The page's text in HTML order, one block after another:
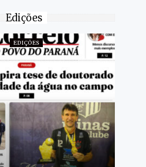
Edições
EDIÇÕES